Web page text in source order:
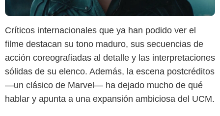
Críticos internacionales que ya han podido ver el
filme destacan su tono maduro, sus secuencias de
acción coreografiadas al detalle y las interpretaciones
sólidas de su elenco. Además, la escena postcréditos
—un clásico de Marvel— ha dejado mucho de qué
hablar y apunta a una expansión ambiciosa del UCM.